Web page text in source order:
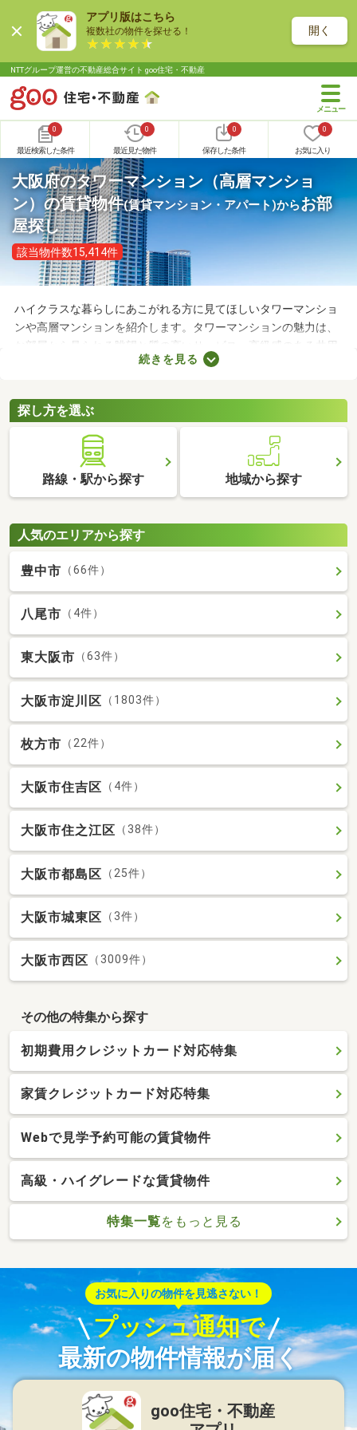
アプリ版はこちら
複数社の物件を探せる！ 開く
NTTグループ運営の不動産総合サイト goo住宅・不動産
0
最近検索した条件
0
最近見た物件
0
保存した条件
0
お気に入り
大阪府のタワーマンション（高層マンショ
ン）の賃貸物件(賃貸マンション・アパート)からお部
屋探し
該当物件数15,414件
ハイクラスな暮らしにあこがれる方に見てほしいタワーマンショ
ンや高層マンションを紹介します。タワーマンションの魅力は、
お部屋から見られる眺望と質の高いサービス。高級感のある共用
スペースやコンシェルジュサービスが付属しているので、豊かな
ョンから、気に入る物件を見つけてくださいね。
続きを見る
探し方を選ぶ
路線・駅から探す 地域から探す
人気のエリアから探す
豊中市 （66件）
八尾市 （4件）
東大阪市 （63件）
大阪市淀川区 （1803件）
枚方市 （22件）
大阪市住吉区 （4件）
大阪市住之江区 （38件）
大阪市都島区 （25件）
大阪市城東区 （3件）
大阪市西区 （3009件）
その他の特集から探す
初期費用クレジットカード対応特集
家賃クレジットカード対応特集
Webで見学予約可能の賃貸物件
高級・ハイグレードな賃貸物件
特集一覧をもっと見る
お気に入りの物件を見逃さない！
プッシュ通知で
最新の物件情報が届く
goo住宅・不動産